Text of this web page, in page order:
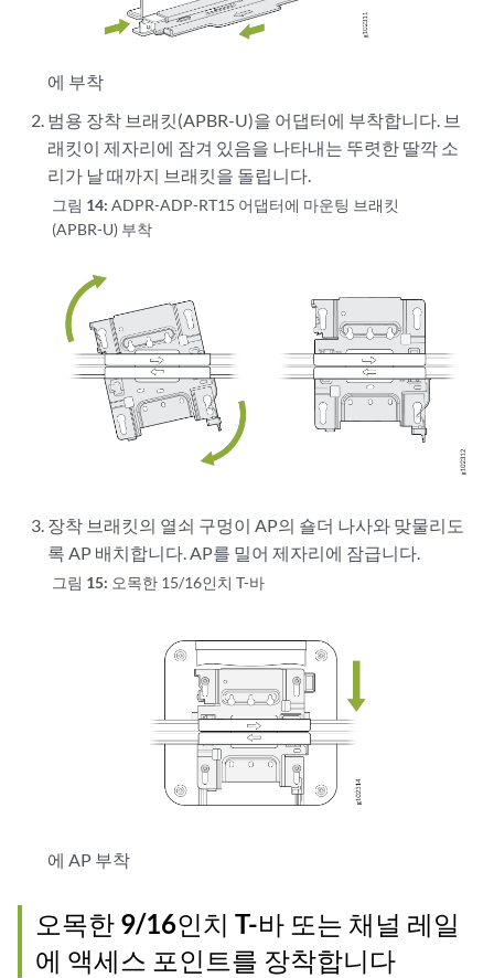
에 부착
범용 장착 브래킷(APBR-U)을 어댑터에 부착합니다. 브
래킷이 제자리에 잠겨 있음을 나타내는 뚜렷한 딸깍 소
리가 날 때까지 브래킷을 돌립니다.
그림 14:ADPR-ADP-RT15 어댑터에 마운팅 브래킷
(APBR-U) 부착
장착 브래킷의 열쇠 구멍이 AP의 숄더 나사와 맞물리도
록 AP 배치합니다. AP를 밀어 제자리에 잠급니다.
그림 15: 오목한 15/16인치 T-바
에 AP 부착
오목한 9/16인치 T-바 또는 채널 레일
에 액세스 포인트를 장착합니다